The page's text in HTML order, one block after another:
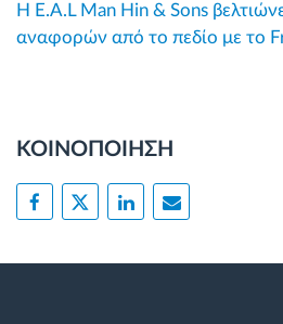
Η E.A.L Man Hin & Sons
αναφορών από το πεδίο με το
ΚΟΙΝΟΠΟΙΗΣΗ